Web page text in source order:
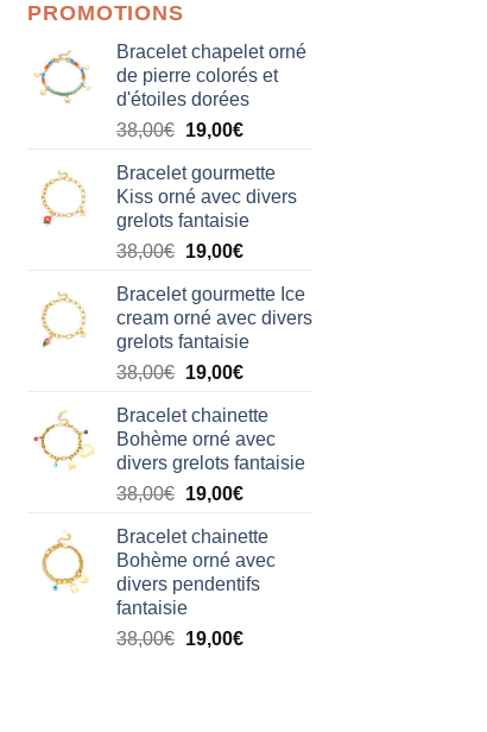
PROMOTIONS
Bracelet chapelet orné
de pierre colorés et
d'étoiles dorées
38,00€ Le
initial
était :
38,00€.
19,00€Le
actuel
est :
19,00€.
Bracelet gourmette
Kiss orné avec divers
grelots fantaisie
38,00€ Le
initial
était :
38,00€.
19,00€Le
actuel
est :
19,00€.
Bracelet gourmette Ice
cream orné avec divers
grelots fantaisie
38,00€ Le
initial
était :
38,00€.
19,00€Le
actuel
est :
19,00€.
Bracelet chainette
Bohème orné avec
divers grelots fantaisie
38,00€ Le
initial
était :
38,00€.
19,00€Le
actuel
est :
19,00€.
Bracelet chainette
Bohème orné avec
divers pendentifs
fantaisie
38,00€ Le
19,00€Le